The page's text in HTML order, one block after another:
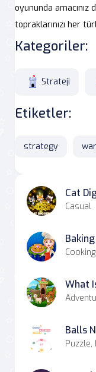
oyununda
topraklarınızı her
Kategoriler:
Strateji
Etiketler:
strategy
Cat
Casual
Cooking
What
Balls
Puzzle,